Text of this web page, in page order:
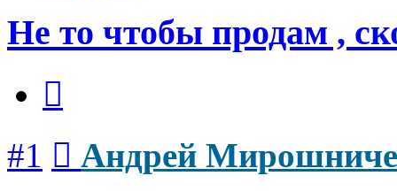
Не то чтобы продам ,
#1
Андрей